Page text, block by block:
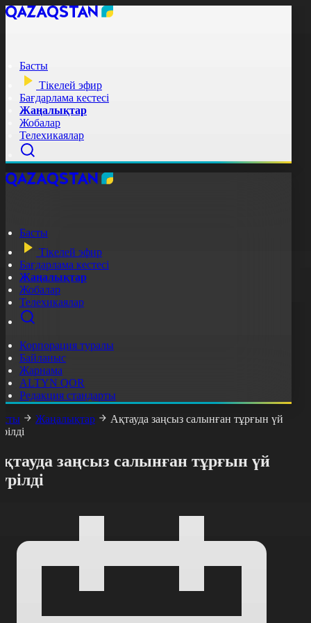
Басты
Тікелей эфир
Бағдарлама кестесі
Жаңалықтар
Жобалар
Телехикаялар
Басты
Тікелей эфир
Бағдарлама кестесі
Жаңалықтар
Жобалар
Телехикаялар
Корпорация туралы
Байланыс
Жарнама
ALTYN QOR
Редакция стандарты
Жаңалықтар
Ақтауда заңсыз салынған тұрғын үй
заңсыз салынған тұрғын үй